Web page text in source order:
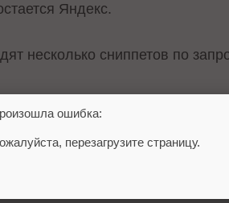
Яндекс.
несколько сниппетов по
ошибка:
перезагрузите страницу.